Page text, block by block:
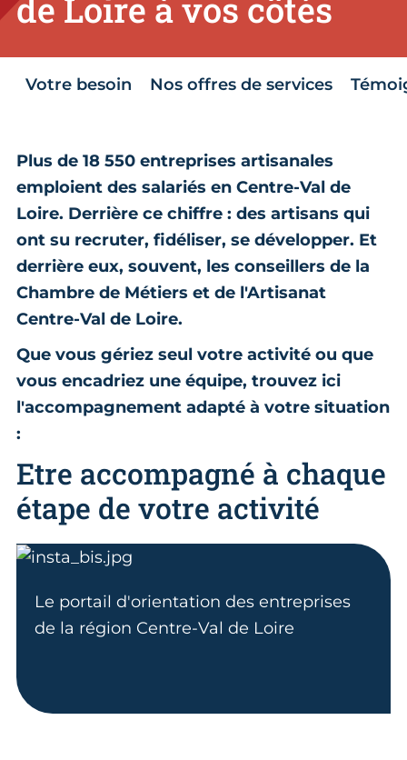
de Loire à vos côtés
Votre besoin Nos offres de services
Plus de 18 550 entreprises artisanales
emploient des salariés en Centre-Val de
Loire. Derrière ce chiffre : des artisans qui
ont su recruter, fidéliser, se développer. Et
derrière eux, souvent, les conseillers de la
Chambre de Métiers et de l'Artisanat
Centre-Val de Loire.
Que vous gériez seul votre activité ou que
vous encadriez une équipe, trouvez ici
l'accompagnement adapté à votre situation
:
Etre accompagné à chaque
étape de votre activité
Le portail d'orientation des entreprises
de la région Centre-Val de Loire